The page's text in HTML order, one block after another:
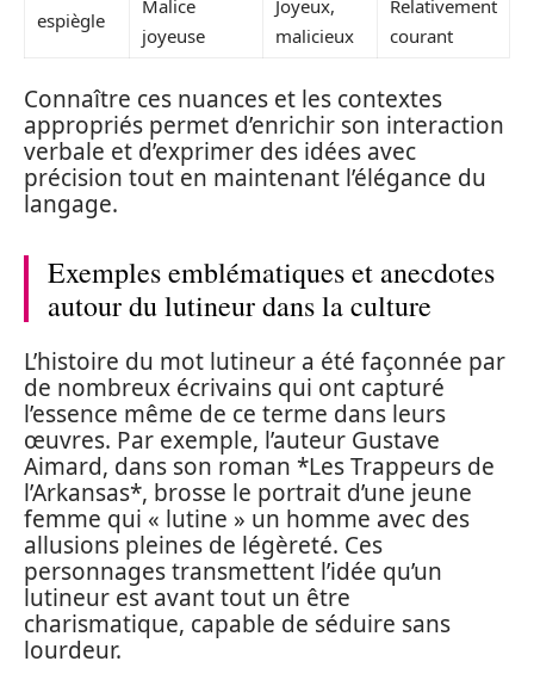
espiègle
Malice
joyeuse
Joyeux,
malicieux
Relativement
courant
Connaître ces nuances et les contextes
appropriés permet d’enrichir son interaction
verbale et d’exprimer des idées avec
précision tout en maintenant l’élégance du
langage.
Exemples emblématiques et anecdotes
autour du lutineur dans la culture
L’histoire du mot lutineur a été façonnée par
de nombreux écrivains qui ont capturé
l’essence même de ce terme dans leurs
œuvres. Par exemple, l’auteur Gustave
Aimard, dans son roman *Les Trappeurs de
l’Arkansas*, brosse le portrait d’une jeune
femme qui « lutine » un homme avec des
allusions pleines de légèreté. Ces
personnages transmettent l’idée qu’un
lutineur est avant tout un être
charismatique, capable de séduire sans
lourdeur.